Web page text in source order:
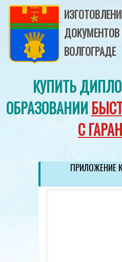
ДОКУМЕНТОВ
ВОЛГОГРАДЕ
КУПИТЬ
ОБРАЗОВАНИИ
С
ПРИЛОЖЕНИЕ